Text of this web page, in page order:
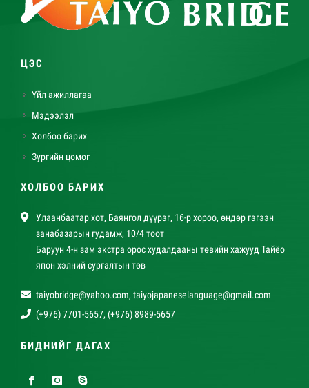
ЦЭС
Үйл ажиллагаа
Мэдээлэл
Холбоо барих
Зургийн цомог
ХОЛБОО БАРИХ
Улаанбаатар хот, Баянгол дүүрэг, 16-р хороо, өндөр гэгээн
занабазарын гудамж, 10/4 тоот
Баруун 4-н зам экстра орос худалдааны төвийн хажууд Тайёо
япон хэлний сургалтын төв
taiyobridge@yahoo.com, taiyojapaneselanguage@gmail.com
(+976) 7701-5657, (+976) 8989-5657
БИДНИЙГ ДАГАХ